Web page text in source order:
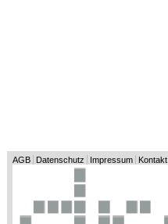
AGB Datenschutz Impressum Kontakt